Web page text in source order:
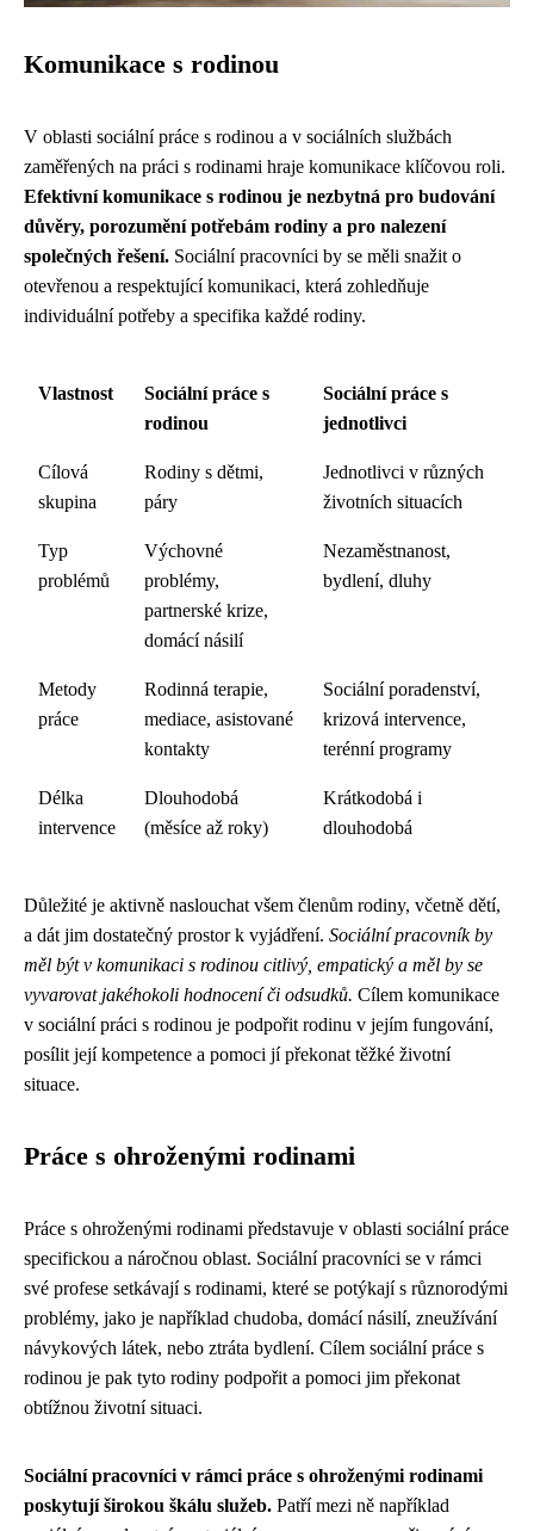
Komunikace s rodinou
V oblasti sociální práce s rodinou a v sociálních službách
zaměřených na práci s rodinami hraje komunikace klíčovou roli.
Efektivní komunikace s rodinou je nezbytná pro budování
důvěry, porozumění potřebám rodiny a pro nalezení
společných řešení. Sociální pracovníci by se měli snažit o
otevřenou a respektující komunikaci, která zohledňuje
individuální potřeby a specifika každé rodiny.
Vlastnost
Sociální práce s
rodinou
Sociální práce s
jednotlivci
Cílová
skupina
Rodiny s dětmi,
páry
Jednotlivci v různých
životních situacích
Typ
problémů
Výchovné
problémy,
partnerské krize,
domácí násilí
Nezaměstnanost,
bydlení, dluhy
Metody
práce
Rodinná terapie,
mediace, asistované
kontakty
Sociální poradenství,
krizová intervence,
terénní programy
Délka
intervence
Dlouhodobá
(měsíce až roky)
Krátkodobá i
dlouhodobá
Důležité je aktivně naslouchat všem členům rodiny, včetně dětí,
a dát jim dostatečný prostor k vyjádření. Sociální pracovník by
měl být v komunikaci s rodinou citlivý, empatický a měl by se
vyvarovat jakéhokoli hodnocení či odsudků. Cílem komunikace
v sociální práci s rodinou je podpořit rodinu v jejím fungování,
posílit její kompetence a pomoci jí překonat těžké životní
situace.
Práce s ohroženými rodinami
Práce s ohroženými rodinami představuje v oblasti sociální práce
specifickou a náročnou oblast. Sociální pracovníci se v rámci
své profese setkávají s rodinami, které se potýkají s různorodými
problémy, jako je například chudoba, domácí násilí, zneužívání
návykových látek, nebo ztráta bydlení. Cílem sociální práce s
rodinou je pak tyto rodiny podpořit a pomoci jim překonat
obtížnou životní situaci.
Sociální pracovníci v rámci práce s ohroženými rodinami
poskytují širokou škálu služeb. Patří mezi ně například